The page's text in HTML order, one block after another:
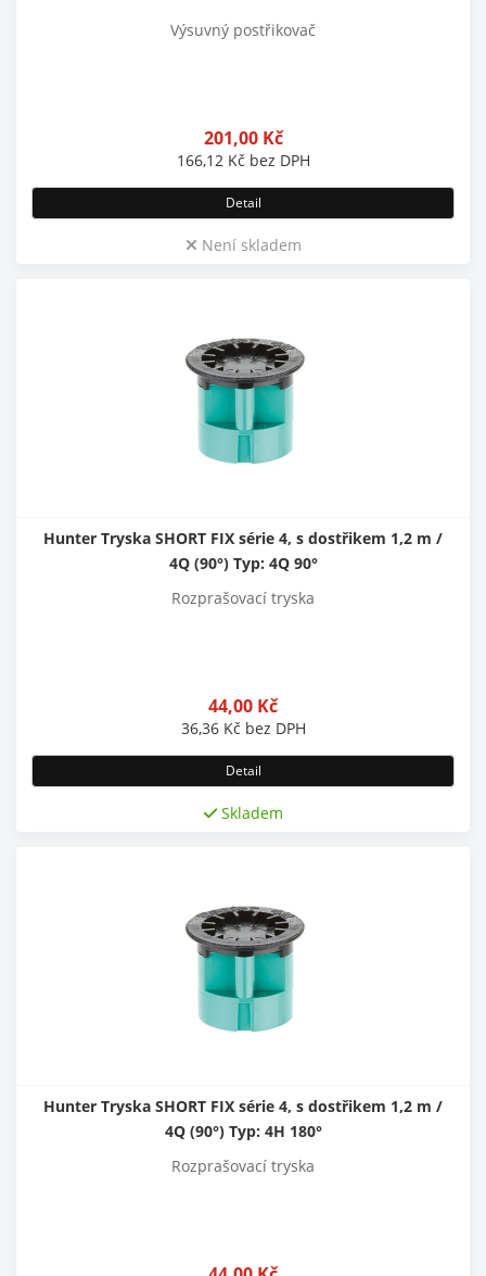
Výsuvný postřikovač
201,00 Kč
166,12 Kč bez DPH
Detail
Není skladem
Hunter Tryska SHORT FIX série 4, s dostřikem 1,2 m /
4Q (90°) Typ: 4Q 90°
Rozprašovací tryska
44,00 Kč
36,36 Kč bez DPH
Detail
Skladem
Hunter Tryska SHORT FIX série 4, s dostřikem 1,2 m /
4Q (90°) Typ: 4H 180°
Rozprašovací tryska